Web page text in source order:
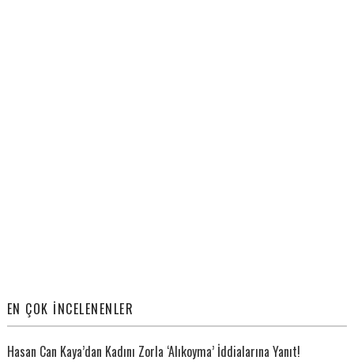
EN ÇOK İNCELENENLER
Hasan Can Kaya’dan Kadını Zorla ‘Alıkoyma’ İddialarına Yanıt!